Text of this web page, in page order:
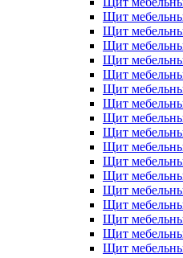
Щит
Щит
Щит
Щит
Щит
Щит
Щит
Щит
Щит
Щит
Щит
Щит
Щит
Щит
Щит
Щит
Щит